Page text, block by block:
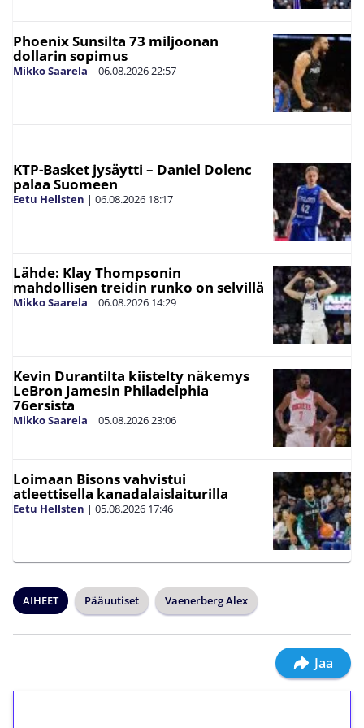
Phoenix Sunsilta 73 miljoonan
dollarin sopimus
Mikko Saarela | 06.08.202622:57
KTP-Basket jysäytti – Daniel Dolenc
palaa Suomeen
Eetu Hellsten | 06.08.2026 18:17
Lähde: Klay Thompsonin
mahdollisen treidin runko on selvillä
Mikko Saarela | 06.08.2026 14:29
Kevin Durantilta kiistelty näkemys
LeBron Jamesin Philadelphia
76ersista
Mikko Saarela | 05.08.202623:06
Loimaan Bisons vahvistui
atleettisella kanadalaislaiturilla
Eetu Hellsten | 05.08.2026 17:46
AIHEET Pääuutiset Vaenerberg Alex
Jaa